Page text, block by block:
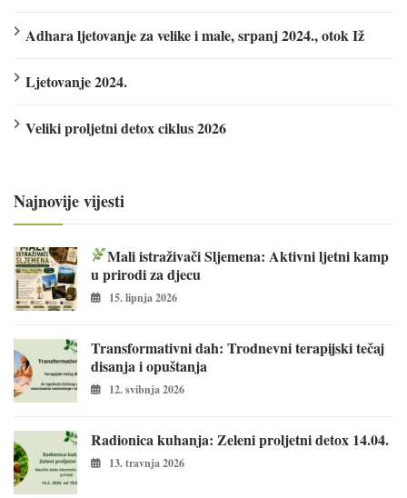
Adhara ljetovanje za velike i male, srpanj 2024., otok Iž
Ljetovanje 2024.
Veliki proljetni detox ciklus 2026
Najnovije vijesti
Mali istraživači Sljemena: Aktivni ljetni kamp
u prirodi za djecu
15. lipnja 2026
Transformativni dah: Trodnevni terapijski tečaj
disanja i opuštanja
12. svibnja 2026
Radionica kuhanja: Zeleni proljetni detox 14.04.
13. travnja 2026